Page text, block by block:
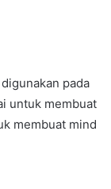
pada
untuk membuat
membuat mind